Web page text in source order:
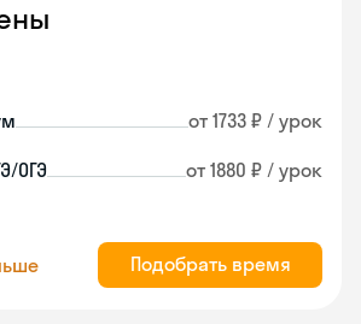
от 1733 ₽ / урок
ОГЭ от 1880 ₽ / урок
Подобрать время